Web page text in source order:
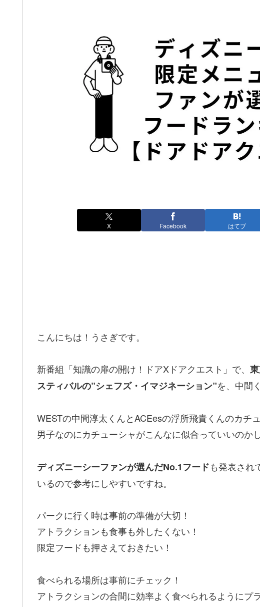
X Facebook はてブ
こんにちは！うさぎです。
新番組「知識の扉の開け！ドアXドアクエスト」で、
スティバルの”シェフズ・イマジネーション”を、中間
WESTの中間淳太くんとACEesの浮所飛貴くんのカチ
男子なのにカチューシャがこんなに似合っていいのか
ディズニーシーファンが選んだNo.1フードも発表され
いるので参考にしやすいですね。
パークに行く時は事前の準備が大切！
アトラクションも食事も外したくない！
限定フードも押さえておきたい！
食べられる場所は事前にチェック！
アトラクションの合間に効率よく食べられるようにプ